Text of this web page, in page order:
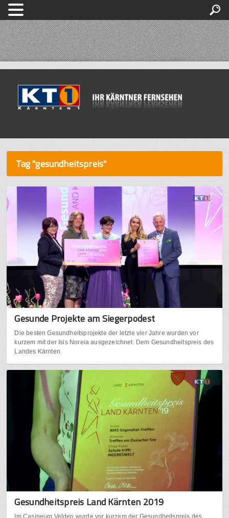
Tag "gesundheitspreis"
Gesunde Projekte am Siegerpodest
Die besten Gesundheitsprojekte der letzte vier Jahre wurden vor
kurzem mit der Isis Noreia ausgezeichnet. Dem Gesundheitspreis des
Landes Kärnten.
Gesundheitspreis Land Kärnten 2019